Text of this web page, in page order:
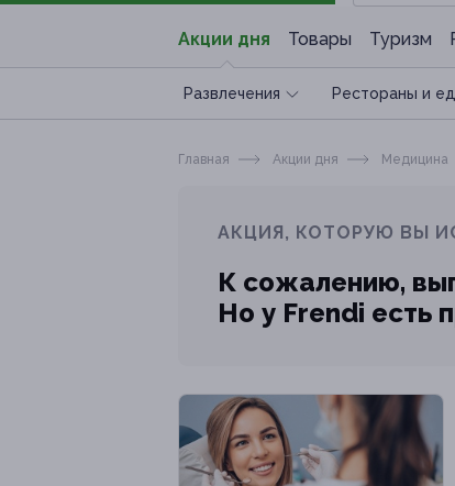
Акции дня Товары Туризм
Развлечения Рестораны и
Главная Акции дня Медицина
АКЦИЯ, КОТОРУЮ ВЫ
К сожалению,
Но у Frendi есть